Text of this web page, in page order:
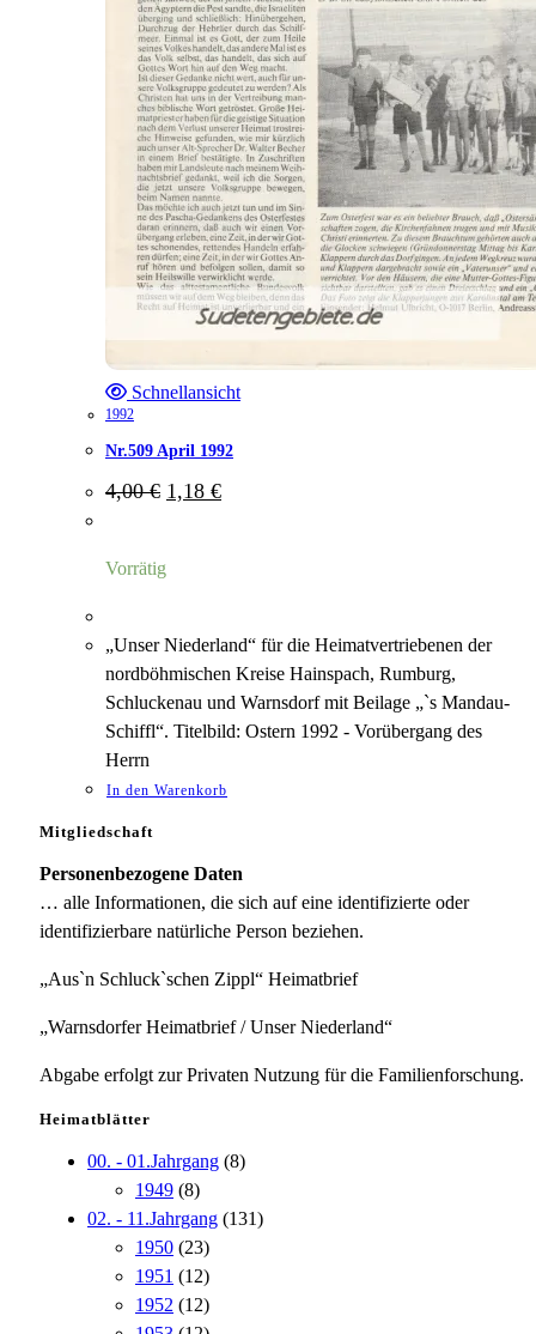
Schnellansicht
1992
Nr.509 April 1992
4,00€ Ursprünglicher
Preis
1,18 €Aktueller
Preis
Vorrätig
„Unser Niederland“ für die Heimatvertriebenen der
nordböhmischen Kreise Hainspach, Rumburg,
Schluckenau und Warnsdorf mit Beilage „`s Mandau-
Schiffl“. Titelbild: Ostern 1992 - Vorübergang des
Herrn
In den Warenkorb
Mitgliedschaft
Personenbezogene Daten
… alle Informationen, die sich auf eine identifizierte oder
identifizierbare natürliche Person beziehen.
„Aus`n Schluck`schen Zippl“ Heimatbrief
„Warnsdorfer Heimatbrief / Unser Niederland“
Abgabe erfolgt zur Privaten Nutzung für die Familienforschung.
Heimatblätter
00. - 01.Jahrgang (8)
1949 (8)
02. - 11.Jahrgang (131)
1950 (23)
1951 (12)
1952 (12)